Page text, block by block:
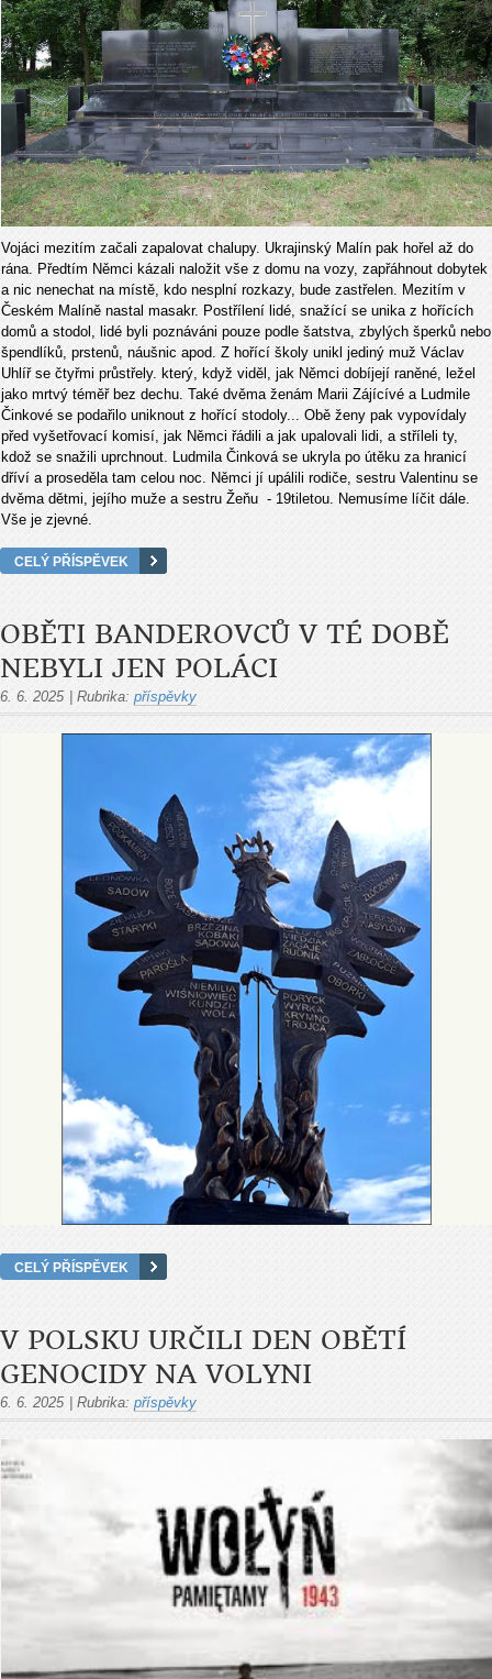
Vojáci mezitím začali zapalovat chalupy. Ukrajinský Malín pak hořel až do
rána. Předtím Němci kázali naložit vše z domu na vozy, zapřáhnout dobytek
a nic nenechat na místě, kdo nesplní rozkazy, bude zastřelen. Mezitím v
Českém Malíně nastal masakr. Postřílení lidé, snažící se unika z hořících
domů a stodol, lidé byli poznáváni pouze podle šatstva, zbylých šperků nebo
špendlíků, prstenů, náušnic apod. Z hořící školy unikl jediný muž Václav
Uhlíř se čtyřmi průstřely. který, když viděl, jak Němci dobíjejí raněné, ležel
jako mrtvý téměř bez dechu. Také dvěma ženám Marii Zájícívé a Ludmile
Činkové se podařilo uniknout z hořící stodoly... Obě ženy pak vypovídaly
před vyšetřovací komisí, jak Němci řádili a jak upalovali lidi, a stříleli ty,
kdož se snažili uprchnout. Ludmila Činková se ukryla po útěku za hranicí
dříví a proseděla tam celou noc. Němci jí upálili rodiče, sestru Valentinu se
dvěma dětmi, jejího muže a sestru Žeňu - 19tiletou. Nemusíme líčit dále.
Vše je zjevné.
CELÝ PŘÍSPĚVEK
OBĚTI BANDEROVCŮ V TÉ DOBĚ
NEBYLI JEN POLÁCI
6. 6. 2025 Rubrika: příspěvky
CELÝ PŘÍSPĚVEK
V POLSKU URČILI DEN OBĚTÍ
GENOCIDY NA VOLYNI
6. 6. 2025 Rubrika: příspěvky